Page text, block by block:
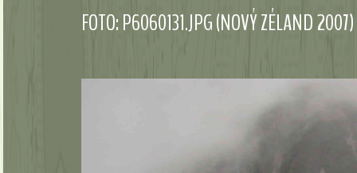
FOTO: P6060131.JPG (NOVÝ ZÉLAND 2007)